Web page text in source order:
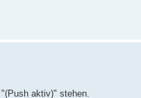
aktiv)" stehen.